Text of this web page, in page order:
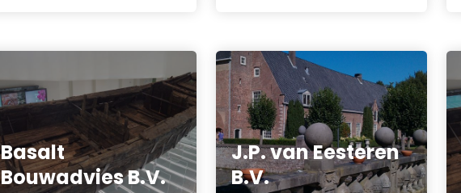
Basalt
Bouwadvies B.V.
J.P. van Eesteren
B.V.